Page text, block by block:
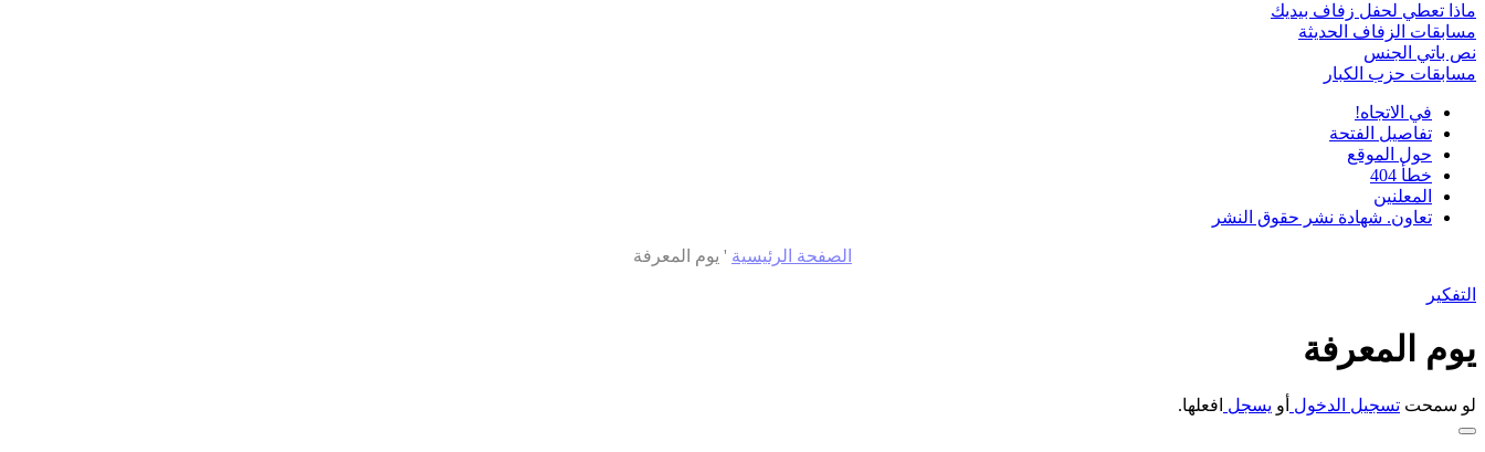
ماذا تعطي لحفل زفاف بيديك
مسابقات الزفاف الحديثة
نص باتي الجنس
مسابقات حزب الكبار
في الاتجاه!
تفاصيل الفتحة
حول الموقع
خطأ 404
المعلنين
تعاون. شهادة نشر حقوق النشر
الصفحة الرئيسية ' يوم المعرفة
التفكير
يوم المعرفة
لو سمحت تسجيل الدخول أو يسجل افعلها.